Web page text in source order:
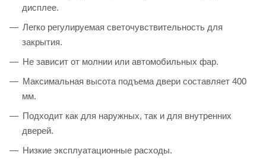
дисплее.
Легко регулируемая светочувствительность для
закрытия.
Не зависит от молнии или автомобильных фар.
Максимальная высота подъема двери составляет 400
мм.
Подходит как для наружных, так и для внутренних
дверей.
Низкие эксплуатационные расходы.